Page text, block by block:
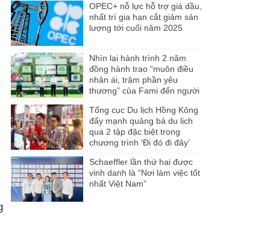
OPEC+ nỗ lực hỗ trợ giá dầu,
nhất trí gia hạn cắt giảm sản
lượng tới cuối năm 2025
Nhìn lại hành trình 2 năm
đồng hành trao “muôn điều
nhân ái, trăm phần yêu
thương” của Fami đến người
Tổng cục Du lịch Hồng Kông
đẩy mạnh quảng bá du lịch
qua 2 tập đặc biệt trong
chương trình ‘Đi đó đi đây’
Schaeffler lần thứ hai được
vinh danh là “Nơi làm việc tốt
nhất Việt Nam”